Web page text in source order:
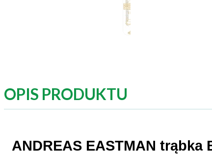
OPIS PRODUKTU
ANDREAS EASTMAN trąbka